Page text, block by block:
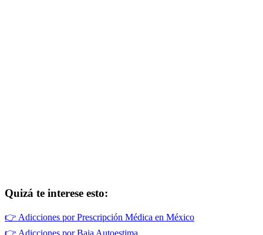
Quizá te interese esto:
👉 Adicciones por Prescripción Médica en México